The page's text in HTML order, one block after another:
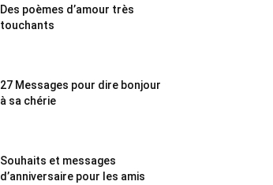
Des poèmes d’amour très
touchants
27 Messages pour dire bonjour
à sa chérie
Souhaits et messages
d’anniversaire pour les amis